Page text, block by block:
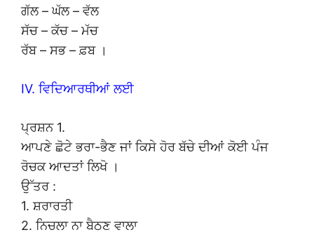
ਗੱਲ – ਘੱਲ – ਵੱਲ
ਸੱਚ – ਕੱਚ – ਮੱਚ
ਰੱਬ – ਸਭ – ਫ਼ਬ ।
IV. ਵਿਦਿਆਰਥੀਆਂ ਲਈ
ਪ੍ਰਸ਼ਨ 1.
ਆਪਣੇ ਛੋਟੇ ਭਰਾ-ਭੈਣ ਜਾਂ ਕਿਸੇ ਹੋਰ ਬੱਚੇ ਦੀਆਂ ਕੋਈ ਪੰਜ
ਰੋਚਕ ਆਦਤਾਂ ਲਿਖੋ ।
ਉੱਤਰ :
1. ਸ਼ਰਾਰਤੀ
2. ਨਿਚਲਾ ਨਾ ਬੈਠਣ ਵਾਲਾ